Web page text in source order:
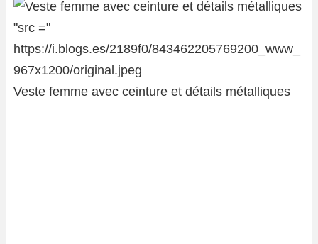
Veste femme avec ceinture et détails métalliques